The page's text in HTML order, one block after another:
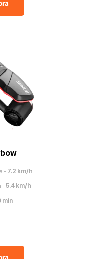
- 7.2 km/h
-5.4 km/h
min